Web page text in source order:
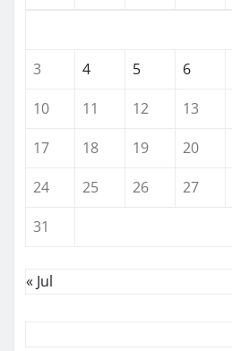
3
4 5 6
10
11 12 13
17
18 19 20
24
25 26 27
31
« Jul